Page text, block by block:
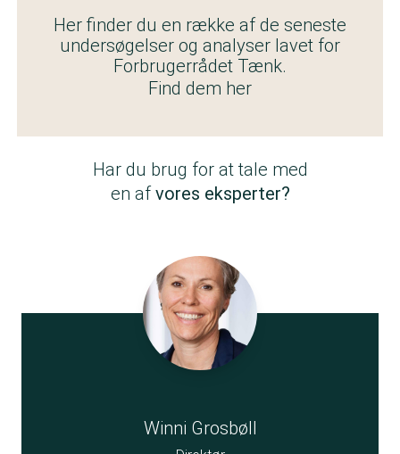
Her finder du en række af de seneste
undersøgelser og analyser lavet for
Forbrugerrådet Tænk.
Find dem her
Har du brug for at tale med
en afvores eksperter?
Winni Grosbøll